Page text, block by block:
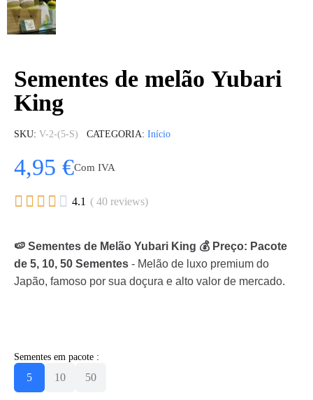
Sementes de melão Yubari
King
SKU V-2-(5-S) CATEGORIA Início
4,95 €Com IVA
     4.1 ( 40 reviews)
🍉 Sementes de Melão Yubari King 💰 Preço: Pacote
de 5, 10, 50 Sementes - Melão de luxo premium do
Japão, famoso por sua doçura e alto valor de mercado.
Sementes em pacote :
5 10 50